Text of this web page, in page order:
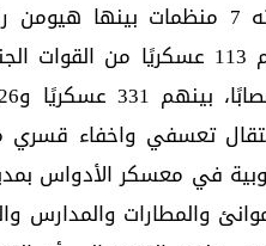
والمطارات والمدارس